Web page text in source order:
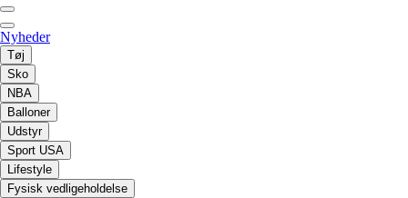
Nyheder
Tøj
Sko
NBA
Balloner
Udstyr
Sport USA
Lifestyle
Fysisk vedligeholdelse